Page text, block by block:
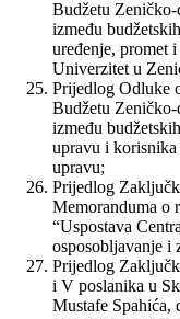
Budžetu
između
uređenje, promet
Univerzitet u
Prijedlog Odluke
Budžetu
između
upravu i korisnika
upravu;
Prijedlog
Memoranduma o
“Uspostava
osposobljavanje i
Prijedlog
i V poslanika u
Mustafe Spahića,